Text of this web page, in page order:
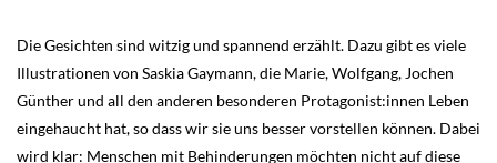
Die Gesichten sind witzig und spannend erzählt. Dazu gibt es viele
Illustrationen von Saskia Gaymann, die Marie, Wolfgang, Jochen
Günther und all den anderen besonderen Protagonist:innen Leben
eingehaucht hat, so dass wir sie uns besser vorstellen können. Dabei
wird klar: Menschen mit Behinderungen möchten nicht auf diese